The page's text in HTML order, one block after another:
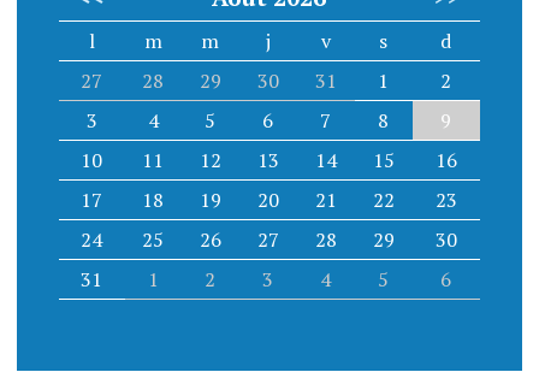
l m m j v s
d
27
28 29 30 31 1
2
3
4 5 6 7 8
9
10
11 12 13 14 15
16
17
18 19 20 21 22
23
24
25 26 27 28 29
30
31
1 2 3 4 5 6